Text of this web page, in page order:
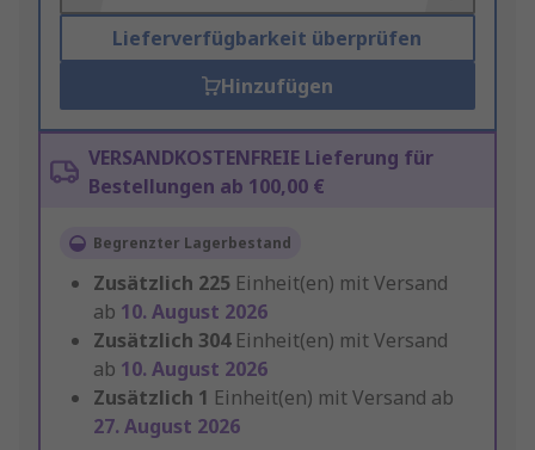
Lieferverfügbarkeit überprüfen
Hinzufügen
VERSANDKOSTENFREIE Lieferung für
Bestellungen ab 100,00 €
Begrenzter Lagerbestand
Zusätzlich 225 Einheit(en) mit Versand
ab 10. August 2026
Zusätzlich 304 Einheit(en) mit Versand
ab 10. August 2026
Zusätzlich 1 Einheit(en) mit Versand ab
27. August 2026